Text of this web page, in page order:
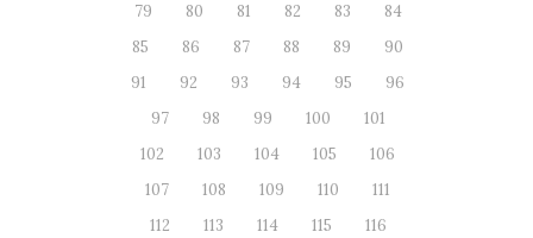
79
80 81 82 83
84
85
86 87 88 89
90
91
92 93 94 95
96
97
98 99 100
101
102
103 104 105
106
107
108 109 110
111
112
113 114 115
116